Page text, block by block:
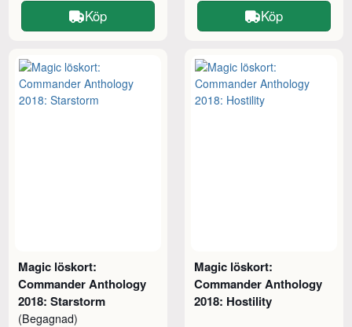
Köp Köp
Magic löskort:
Commander Anthology
2018: Starstorm
(Begagnad)
Magic löskort:
Commander Anthology
2018: Hostility